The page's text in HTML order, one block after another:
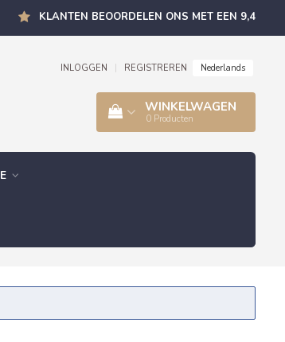
KLANTEN BEOORDELEN ONS MET EEN 9,4
INLOGGEN REGISTREREN Nederlands
WINKELWAGEN
0 Producten